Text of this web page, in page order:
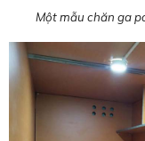
Một mẫu chăn ga